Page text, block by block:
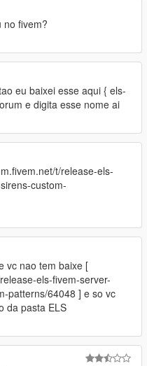
no fivem?
eu baixei esse aqui { els-
e digita esse nome ai
t/release-els-
custom-
vc nao tem baixe [
els-fivem-server-
patterns/64048 ] e so vc
da pasta ELS